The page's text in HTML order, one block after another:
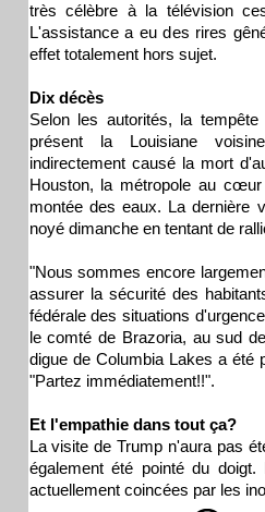
très célèbre à la télévision
L'assistance a eu des rires
effet totalement hors sujet.
Dix décès
Selon les autorités, la
présent la Louisiane
indirectement causé la mort
Houston, la métropole au
montée des eaux. La dernière
noyé dimanche en tentant de
"Nous sommes encore
assurer la sécurité des
fédérale des situations
le comté de Brazoria, au sud
digue de Columbia Lakes a été
"Partez immédiatement!!".
Et l'empathie dans tout ça?
La visite de Trump n'aura pas
également été pointé du
actuellement coincées par les